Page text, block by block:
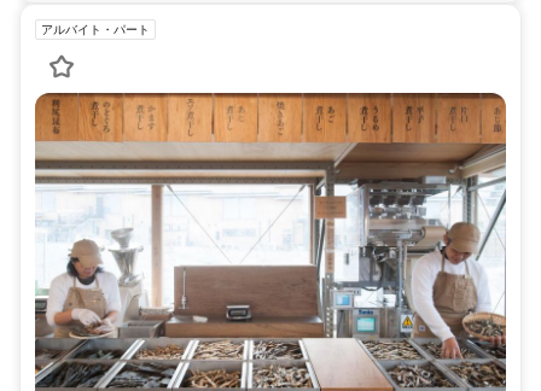
アルバイト・パート